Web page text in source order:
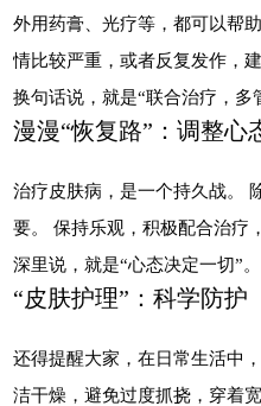
外用药膏、光疗等，都可以帮
情比较严重，或者反复发作，
换句话说，就是“联合治疗，多
漫漫“恢复路”：调整心
治疗皮肤病，是一个持久战。
要。 保持乐观，积极配合治疗
深里说，就是“心态决定一切”。
“皮肤护理”：科学防护
还得提醒大家，在日常生活中
洁干燥，避免过度抓挠，穿着